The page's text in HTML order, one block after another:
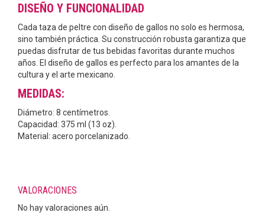
DISEÑO Y FUNCIONALIDAD
Cada taza de peltre con diseño de gallos no solo es hermosa,
sino también práctica. Su construcción robusta garantiza que
puedas disfrutar de tus bebidas favoritas durante muchos
años. El diseño de gallos es perfecto para los amantes de la
cultura y el arte mexicano.
MEDIDAS:
Diámetro: 8 centímetros.
Capacidad: 375 ml (13 oz).
Material: acero porcelanizado.
VALORACIONES
No hay valoraciones aún.